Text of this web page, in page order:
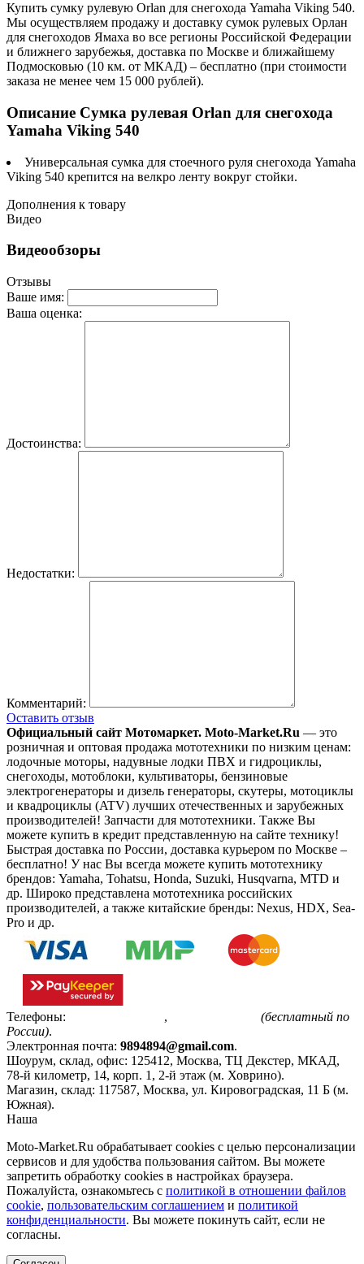
Купить сумку рулевую Orlan для снегохода Yamaha Viking 540.
Мы осуществляем продажу и доставку сумок рулевых Орлан
для снегоходов Ямаха во все регионы Российской Федерации
и ближнего зарубежья, доставка по Москве и ближайшему
Подмосковью (10 км. от МКАД) – бесплатно (при стоимости
заказа не менее чем 15 000 рублей).
Описание Сумка рулевая Orlan для снегохода
Yamaha Viking 540
Универсальная сумка для стоечного руля снегохода Yamaha
Viking 540 крепится на велкро ленту вокруг стойки.
Дополнения к товару
Видео
Видеообзоры
Отзывы
Ваше имя:
Ваша оценка:
Достоинства:
Недостатки:
Комментарий:
Оставить отзыв
Официальный сайт Мотомаркет. Moto-Market.Ru — это
розничная и оптовая продажа мототехники по низким ценам:
лодочные моторы, надувные лодки ПВХ и гидроциклы,
снегоходы, мотоблоки, культиваторы, бензиновые
электрогенераторы и дизель генераторы, скутеры, мотоциклы
и квадроциклы (ATV) лучших отечественных и зарубежных
производителей! Запчасти для мототехники. Также Вы
можете купить в кредит представленную на сайте технику!
Быстрая доставка по России, доставка курьером по Москве –
бесплатно! У нас Вы всегда можете купить мототехнику
брендов: Yamaha, Tohatsu, Honda, Suzuki, Husqvarna, MTD и
др. Широко представлена мототехника российских
производителей, а также китайские бренды: Nexus, HDX, Sea-
Pro и др.
Телефоны: ,
(бесплатный по
России).
Электронная почта: 9894894@gmail.com.
Шоурум, склад, офис: 125412, Москва, ТЦ Декстер, МКАД,
78-й километр, 14, корп. 1, 2-й этаж (м. Ховрино).
Магазин, склад: 117587, Москва, ул. Кировоградская, 11 Б (м.
Южная).
Наша
Moto-Market.Ru обрабатывает сookies с целью персонализации
сервисов и для удобства пользования сайтом. Вы можете
запретить обработку сookies в настройках браузера.
Пожалуйста, ознакомьтесь с политикой в отношении файлов
cookie, пользовательским соглашением и политикой
конфиденциальности. Вы можете покинуть сайт, если не
согласны.